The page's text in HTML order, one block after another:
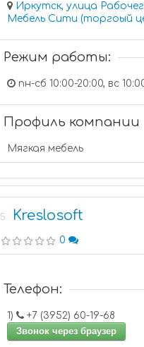
Иркутск, улица
Мебель Сити (торгоый
Режим работы:
пн-сб 10:00-20:00, вс
Профиль компании
Мягкая мебель
5 Kreslosoft
0
Телефон:
1)
+7 (3952) 60-19-68
Звонок через браузер